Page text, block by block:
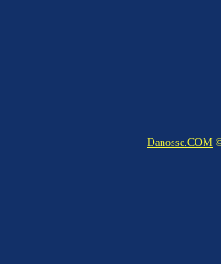
Danosse.COM